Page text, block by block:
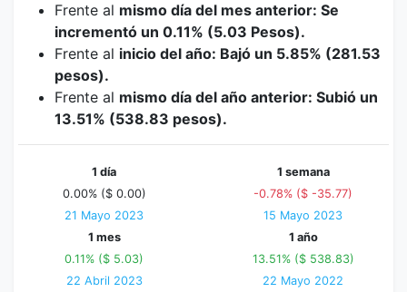
Frente al mismo día del mes anterior: Se
incrementó un 0.11% (5.03 Pesos).
Frente al inicio del año: Bajó un 5.85% (281.53
pesos).
Frente al mismo día del año anterior: Subió un
13.51% (538.83 pesos).
1 día
0.00% ($ 0.00)
21 Mayo 2023
1 semana
-0.78% ($ -35.77)
15 Mayo 2023
1 mes
0.11% ($ 5.03)
22 Abril 2023
1 año
13.51% ($ 538.83)
22 Mayo 2022